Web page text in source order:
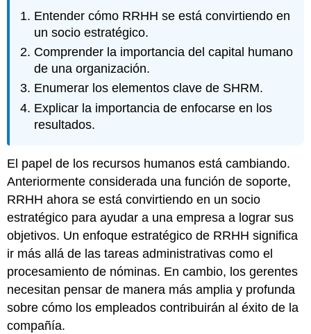
La
importancia
del
capital
Centrarse
en
los
Clave
de
RRHH
Selección
y
Colocación
Diseño
de
Trabajo
Compensación
y
Recompensas
Entender cómo RRHH se está convirtiendo en
un socio estratégico.
Comprender la importancia del capital humano
de una organización.
Enumerar los elementos clave de SHRM.
Explicar la importancia de enfocarse en los
resultados.
El papel de los recursos humanos está cambiando.
Anteriormente considerada una función de soporte,
RRHH ahora se está convirtiendo en un socio
estratégico para ayudar a una empresa a lograr sus
objetivos. Un enfoque estratégico de RRHH significa
ir más allá de las tareas administrativas como el
procesamiento de nóminas. En cambio, los gerentes
necesitan pensar de manera más amplia y profunda
sobre cómo los empleados contribuirán al éxito de la
compañía.